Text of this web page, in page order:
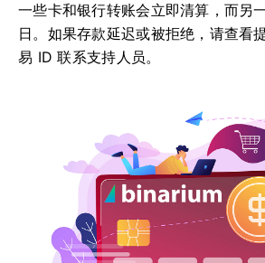
一些卡和银行转账会立即清算，而另
日。如果存款延迟或被拒绝，请查看
易 ID 联系支持人员。